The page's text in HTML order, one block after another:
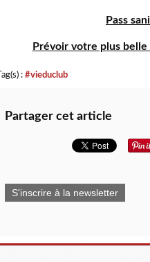
Pass
Prévoir votre plus
Tag(s) : #vieduclub
Partager cet article
S'inscrire à la newsletter